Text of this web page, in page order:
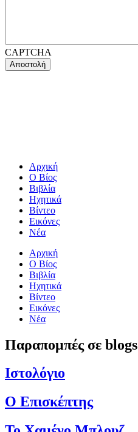
CAPTCHA
Αρχική
Ο Βίος
Βιβλία
Ηχητικά
Βίντεο
Εικόνες
Νέα
Αρχική
Ο Βίος
Βιβλία
Ηχητικά
Βίντεο
Εικόνες
Νέα
Παραπομπές σε blogs
Ιστολόγιο
Ο Επισκέπτης